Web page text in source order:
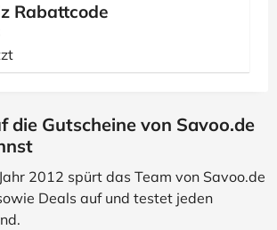
Rabattcode
die Gutscheine von Savoo.de
2012 spürt das Team von Savoo.de
Deals auf und testet jeden